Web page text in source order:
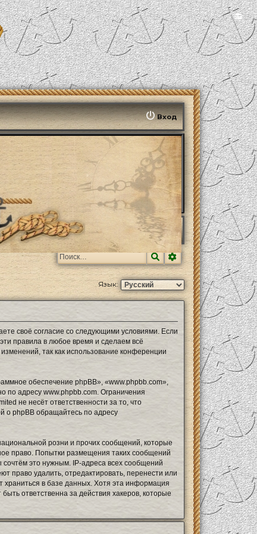
📻
Вход
ПоискРасширенный
Язык:
своё согласие со следующими условиями. Если
правила в любое время и сделаем всё
так как использование конференции
обеспечение phpBB», «www.phpbb.com»,
по адресу www.phpbb.com . Ограничения
не несёт ответственности за то, что
о phpBB обращайтесь по адресу
розни и прочих сообщений, которые
право. Попытки размещения таких сообщений
это нужным. IP-адреса всех сообщений
право удалить, отредактировать, перенести или
храниться в базе данных. Хотя эта информация
ответственна за действия хакеров, которые